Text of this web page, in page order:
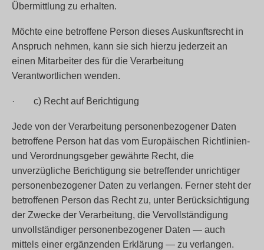
Übermittlung zu erhalten.
Möchte eine betroffene Person dieses Auskunftsrecht in
Anspruch nehmen, kann sie sich hierzu jederzeit an
einen Mitarbeiter des für die Verarbeitung
Verantwortlichen wenden.
· c) Recht auf Berichtigung
Jede von der Verarbeitung personenbezogener Daten
betroffene Person hat das vom Europäischen Richtlinien-
und Verordnungsgeber gewährte Recht, die
unverzügliche Berichtigung sie betreffender unrichtiger
personenbezogener Daten zu verlangen. Ferner steht der
betroffenen Person das Recht zu, unter Berücksichtigung
der Zwecke der Verarbeitung, die Vervollständigung
unvollständiger personenbezogener Daten — auch
mittels einer ergänzenden Erklärung — zu verlangen.